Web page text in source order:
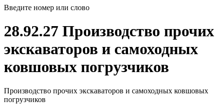
Введите номер или слово
28.92.27 Производство прочих
экскаваторов и самоходных
ковшовых погрузчиков
Производство прочих экскаваторов и самоходных ковшовых
погрузчиков